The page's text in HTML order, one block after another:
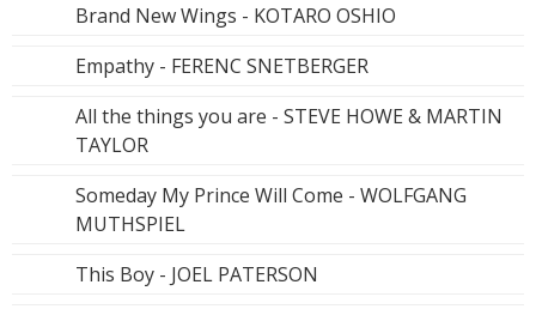
Brand New Wings - KOTARO OSHIO
Empathy - FERENC SNETBERGER
All the things you are - STEVE HOWE & MARTIN
TAYLOR
Someday My Prince Will Come - WOLFGANG
MUTHSPIEL
This Boy - JOEL PATERSON